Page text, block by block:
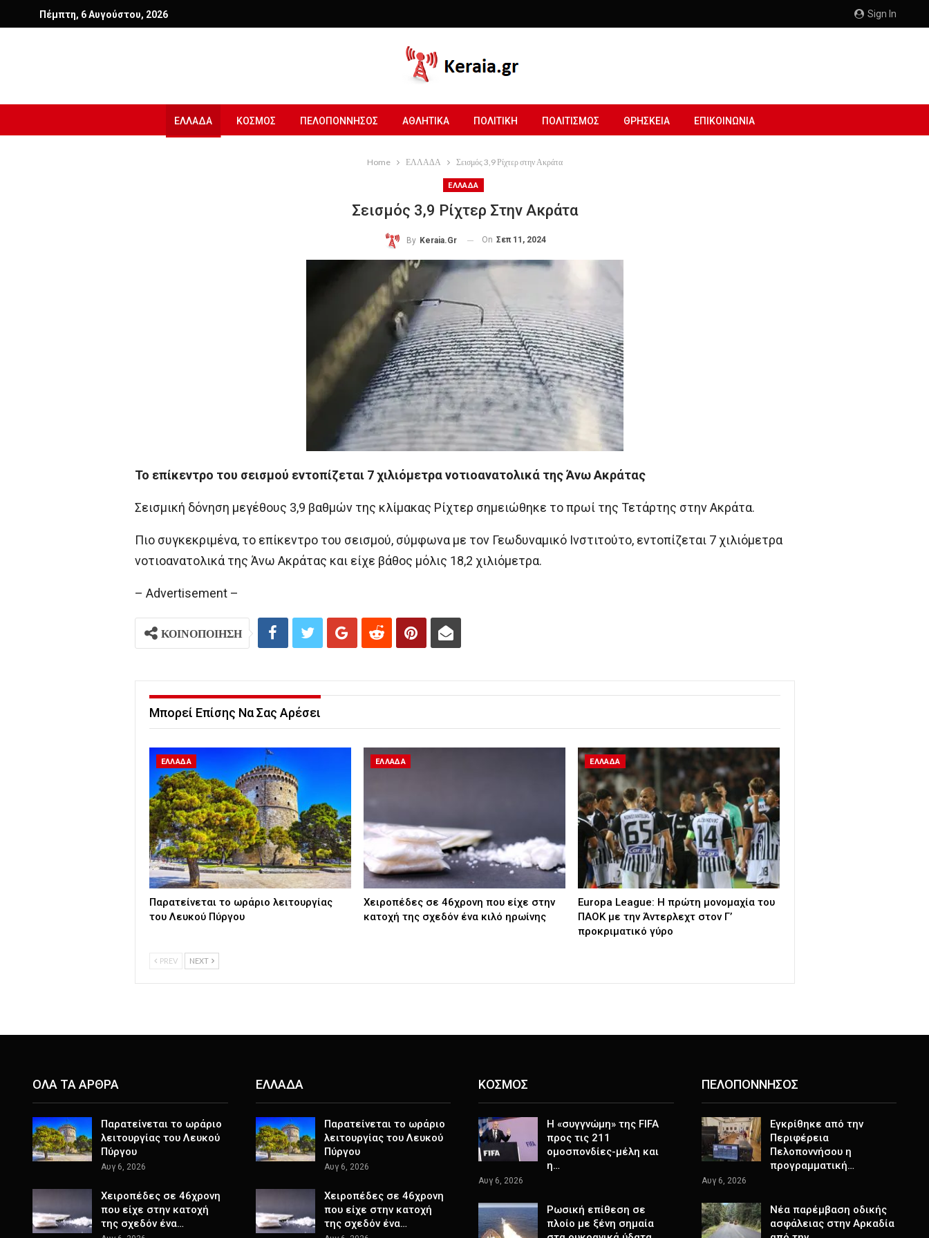
Sign In
Πέμπτη, 6 Αυγούστου, 2026
ΕΛΛΑΔΑ ΚΟΣΜΟΣ ΠΕΛΟΠΟΝΝΗΣΟΣ ΑΘΛΗΤΙΚΑ ΠΟΛΙΤΙΚΗ ΠΟΛΙΤΙΣΜΟΣ ΘΡΗΣΚΕΙΑ ΕΠΙΚΟΙΝΩΝΙΑ
Home ΕΛΛΑΔΑ Σεισμός 3,9 Ρίχτερ στην Ακράτα
ΕΛΛΑΔΑ
Σεισμός 3,9 Ρίχτερ Στην Ακράτα
By Keraia.gr On Σεπ 11, 2024
Το επίκεντρο του σεισμού εντοπίζεται 7 χιλιόμετρα νοτιοανατολικά της Άνω Ακράτας
Σεισμική δόνηση μεγέθους 3,9 βαθμών της κλίμακας Ρίχτερ σημειώθηκε το πρωί της Τετάρτης στην Ακράτα.
Πιο συγκεκριμένα, το επίκεντρο του σεισμού, σύμφωνα με τον Γεωδυναμικό Ινστιτούτο, εντοπίζεται 7 χιλιόμετρα
νοτιοανατολικά της Άνω Ακράτας και είχε βάθος μόλις 18,2 χιλιόμετρα.
– Advertisement –
ΚΟΙΝΟΠΟΙΗΣΗ
Μπορεί Επίσης Να Σας Αρέσει
ΕΛΛΑΔΑ
Παρατείνεται το ωράριο λειτουργίας
του Λευκού Πύργου
ΕΛΛΑΔΑ
Χειροπέδες σε 46χρονη που είχε στην
κατοχή της σχεδόν ένα κιλό ηρωίνης
ΕΛΛΑΔΑ
Europa League: Η πρώτη μονομαχία του
ΠΑΟΚ με την Άντερλεχτ στον Γ’
προκριματικό γύρο
PREV NEXT
ΟΛΑ ΤΑ ΑΡΘΡΑ
Παρατείνεται το ωράριο
λειτουργίας του Λευκού
Πύργου
Αυγ 6, 2026
Χειροπέδες σε 46χρονη
που είχε στην κατοχή
της σχεδόν ένα…
ΕΛΛΑΔΑ
Παρατείνεται το ωράριο
λειτουργίας του Λευκού
Πύργου
Αυγ 6, 2026
Χειροπέδες σε 46χρονη
που είχε στην κατοχή
της σχεδόν ένα…
ΚΟΣΜΟΣ
Η «συγγνώμη» της FIFA
προς τις 211
ομοσπονδίες-μέλη και
η…
Αυγ 6, 2026
Ρωσική επίθεση σε
πλοίο με ξένη σημαία
ΠΕΛΟΠΟΝΝΗΣΟΣ
Εγκρίθηκε από την
Περιφέρεια
Πελοποννήσου η
προγραμματική…
Αυγ 6, 2026
Νέα παρέμβαση οδικής
ασφάλειας στην Αρκαδία